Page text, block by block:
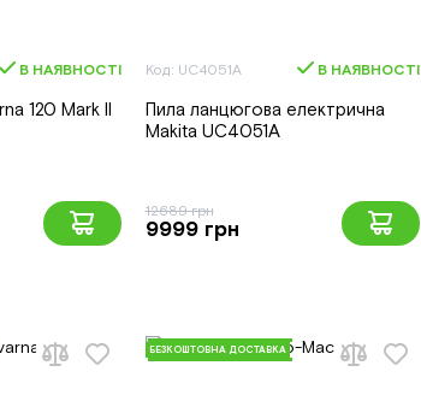
В НАЯВНОСТІ
120 Mark II
Код: UC4051A В НАЯВНОСТІ
Пила ланцюгова електрична
Makita UC4051A
12689 грн
9999 грн
БЕЗКОШТОВНА ДОСТАВКА